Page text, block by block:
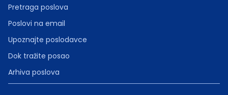
Pretraga poslova
Poslovi na email
Upoznajte poslodavce
Dok tražite posao
Arhiva poslova